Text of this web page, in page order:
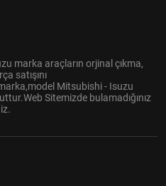
marka araçların orjinal çıkma,
satışını
Mitsubishi - Isuzu
Sitemizde bulamadığınız